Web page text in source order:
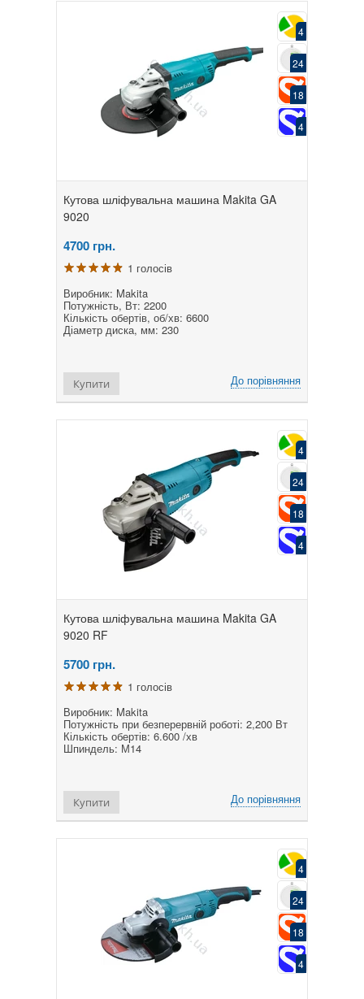
4
24
18
4
Кутова шліфувальна машина Makita GA
9020
4700 грн.
1 голосів
Виробник: Makita
Потужність, Вт: 2200
Кількість обертів, об/хв: 6600
Діаметр диска, мм: 230
До порівняння
Купити
4
24
18
4
Кутова шліфувальна машина Makita GA
9020 RF
5700 грн.
1 голосів
Виробник: Makita
Потужність при безперервній роботі: 2,200 Вт
Кількість обертів: 6.600 /хв
Шпиндель: М14
До порівняння
Купити
4
24
18
4